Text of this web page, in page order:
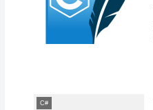
C#